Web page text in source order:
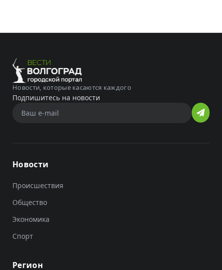
Новости, которые касаются каждого
Подпишитесь на новости
Новости
Происшествия
Общество
Экономика
Спорт
Регион